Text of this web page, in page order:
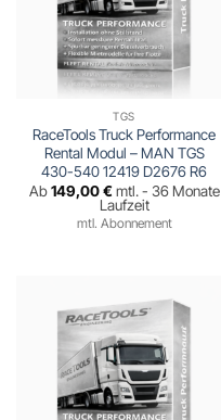
TGS
RaceTools Truck Performance
Rental Modul – MAN TGS
430-540 12419 D2676 R6
Ab149,00€mtl. - 36 Monate
Laufzeit
mtl. Abonnement